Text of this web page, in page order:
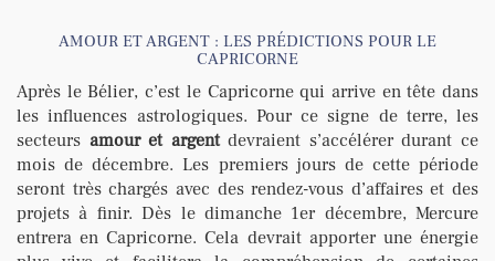
AMOUR ET ARGENT : LES PRÉDICTIONS POUR LE
CAPRICORNE
Après le Bélier, c’est le Capricorne qui arrive en tête dans
les influences astrologiques. Pour ce signe de terre, les
secteurs amour et argentdevraient s’accélérer durant ce
mois de décembre. Les premiers jours de cette période
seront très chargés avec des rendez-vous d’affaires et des
projets à finir. Dès le dimanche 1er décembre, Mercure
entrera en Capricorne. Cela devrait apporter une énergie